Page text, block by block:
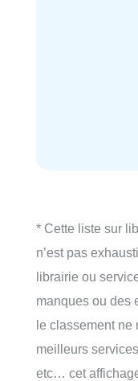
* Cette liste sur
n’est pas
librairie ou
manques ou des
le classement ne
meilleurs
etc… cet